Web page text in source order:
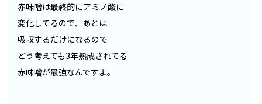
赤味噌は最終的にアミノ酸に
変化してるので、あとは
吸収するだけになるので
どう考えても3年熟成されてる
赤味噌が最強なんですよ。